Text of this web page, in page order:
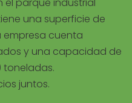
el parque industrial
una superficie de
empresa cuenta
y una capacidad de
toneladas.
juntos.